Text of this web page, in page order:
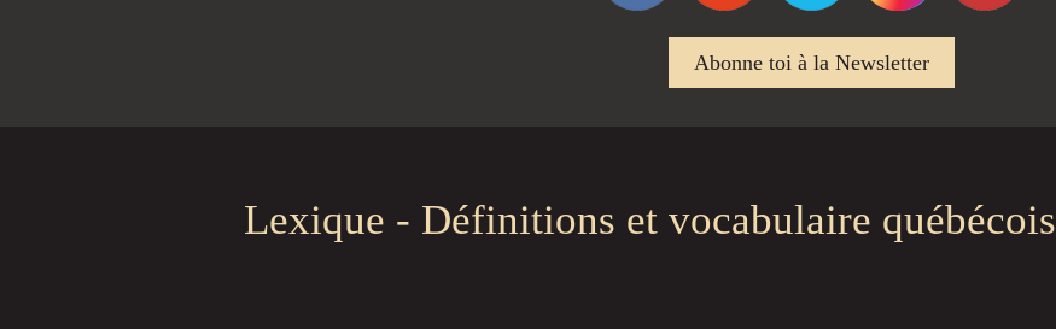
Abonne toi à la Newsletter
Lexique - Définitions et vocabulaire québécois